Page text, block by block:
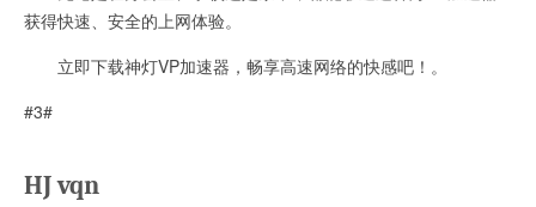
获得快速、安全的上网体验。
立即下载神灯VP加速器，畅享高速网络的快感吧！。
#3#
HJ vqn